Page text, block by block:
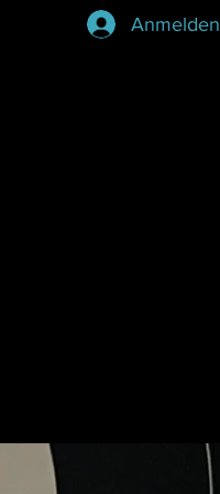
Anmelden